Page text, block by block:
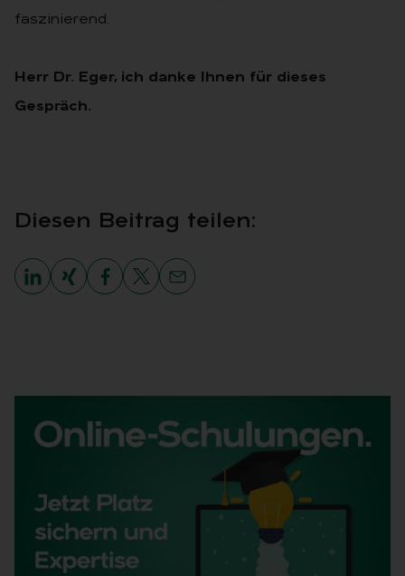
faszinierend.
Herr Dr. Eger, ich danke Ihnen für dieses
Gespräch.
Die­sen Bei­trag tei­len: